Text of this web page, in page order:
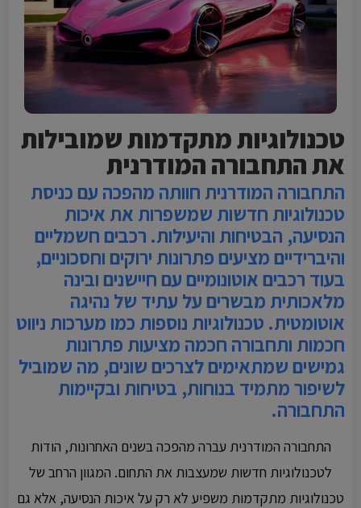
טכנולוגיות מתקדמות שמובילות
את התחבורה המודרנית
התחבורה המודרנית חוותה מהפכה עם כניסת
טכנולוגיות חדשות שמשפרות את איכות
הנסיעה, הבטיחות והיעילות. רכבים חשמליים
והיברידיים מציעים פתרונות ירוקים וחסכוניים,
בעוד רכבים אוטונומיים עם חיישנים ובינה
מלאכותית מבשרים על עתיד של נהיגה
אוטומטית. טכנולוגיות נוספות כמו מערכות ניווט
חכמות ותחבורה חכמה מציעות פתרונות
גמישים שמתאימים לצרכים שונים, מה שמוביל
לשיפור מתמיד בנוחות, בטיחות ובקיימות
התחבורה.
התחבורה המודרנית עברה מהפכה בשנים האחרונות, הודות
לטכנולוגיות חדשות שמעצבות את התחום. המגוון הרחב של
טכנולוגיות מתקדמות משפיע לא רק על איכות הנסיעה, אלא גם